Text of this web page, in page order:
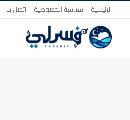
الرئيسية سياسة الخصوصية اتصل بنا